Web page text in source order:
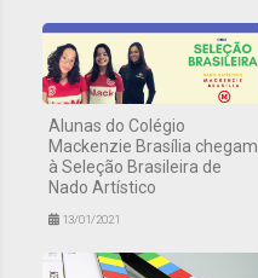
Alunas do Colégio
Mackenzie Brasília chegam
à Seleção Brasileira de
Nado Artístico
13/01/2021